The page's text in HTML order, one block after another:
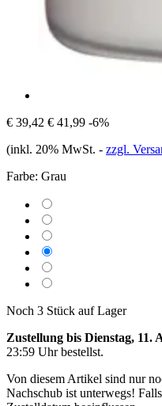
€ 39,42 € 41,99 -6%
(inkl. 20% MwSt. - zzgl.
Farbe: Grau
Noch 3 Stück auf Lager
Zustellung bis Dienstag, 11.
23:59 Uhrbestellst.
Von diesem Artikel sind nur
Nachschub ist unterwegs!